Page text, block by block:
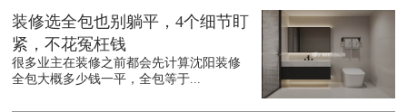
装修选全包也别躺平，4个细节盯
紧，不花冤枉钱
很多业主在装修之前都会先计算沈阳装修
全包大概多少钱一平，全包等于...